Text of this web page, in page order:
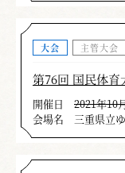
大会 主管大会
第76回 国民体育
開催日
2021年10
会場名
三重県立